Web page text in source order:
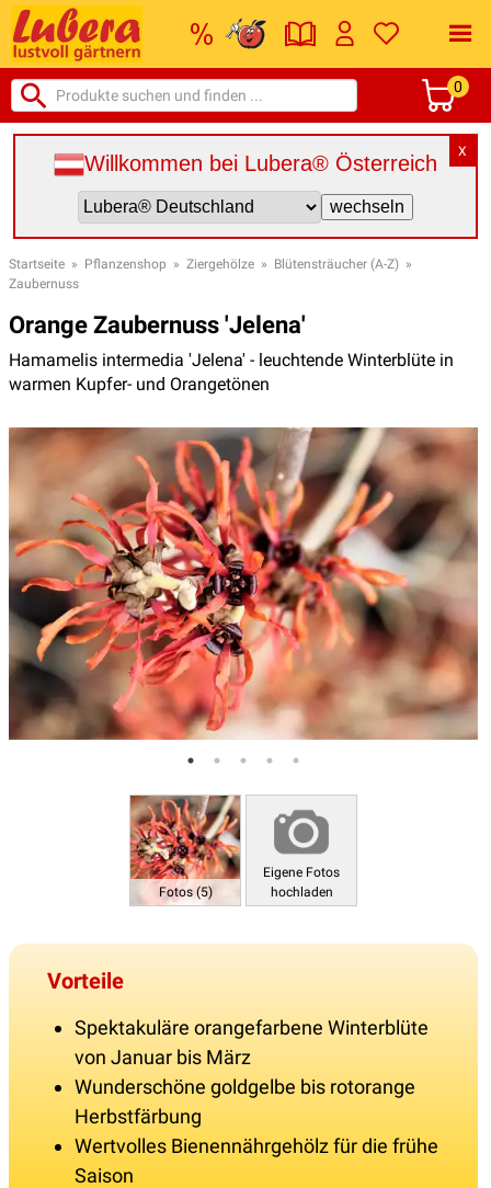
0
X
Willkommen bei Lubera® Österreich
Startseite » Pflanzenshop » Ziergehölze » Blütensträucher (A-Z) »
Zaubernuss
Orange Zaubernuss 'Jelena'
Hamamelis intermedia 'Jelena' - leuchtende Winterblüte in
warmen Kupfer- und Orangetönen
Fotos (5)
Eigene Fotos
hochladen
Vorteile
Spektakuläre orangefarbene Winterblüte
von Januar bis März
Wunderschöne goldgelbe bis rotorange
Herbstfärbung
Wertvolles Bienennährgehölz für die frühe
Saison